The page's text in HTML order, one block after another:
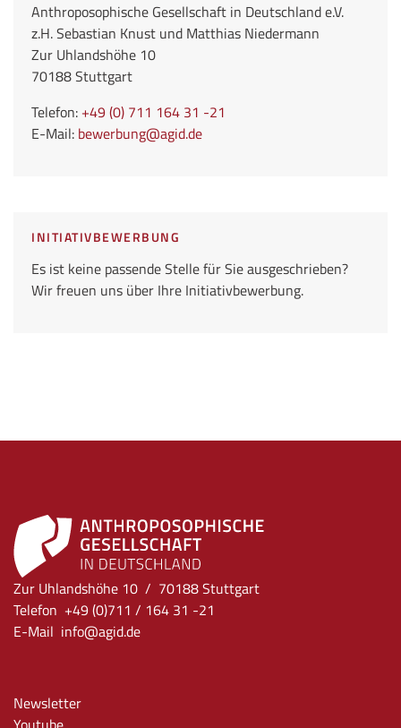
Anthroposophische Gesellschaft in Deutschland e.V.
z.H. Sebastian Knust und Matthias Niedermann
Zur Uhlandshöhe 10
70188 Stuttgart
Telefon: +49 (0) 711 164 31 -21
E-Mail: bewerbung@agid.de
INITIATIVBEWERBUNG
Es ist keine passende Stelle für Sie ausgeschrieben?
Wir freuen uns über Ihre Initiativbewerbung.
Zur Uhlandshöhe 10 / 70188 Stuttgart
Telefon +49 (0)711 / 164 31 -21
E-Mail info@agid.de
Newsletter